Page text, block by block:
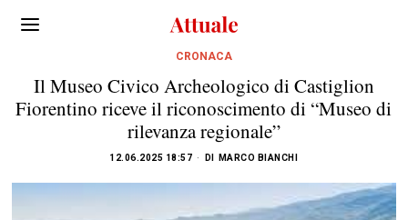
CRONACA
Il Museo Civico Archeologico di Castiglion
Fiorentino riceve il riconoscimento di “Museo di
rilevanza regionale”
12.06.2025 18:57 DI MARCO BIANCHI